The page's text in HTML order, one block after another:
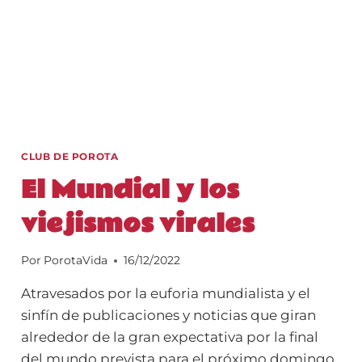
CLUB DE POROTA
El Mundial y los
viejismos virales
Por PorotaVida 16/12/2022
Atravesados por la euforia mundialista y el
sinfín de publicaciones y noticias que giran
alrededor de la gran expectativa por la final